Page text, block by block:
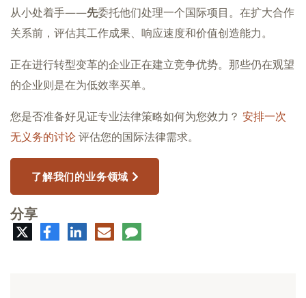
从小处着手——先委托他们处理一个国际项目。在扩大合作
关系前，评估其工作成果、响应速度和价值创造能力。
正在进行转型变革的企业正在建立竞争优势。那些仍在观望
的企业则是在为低效率买单。
您是否准备好见证专业法律策略如何为您效力？ 安排一次
无义务的讨论评估您的国际法律需求。
了解我们的业务领域
分享
特
脸
书
领
英
电
子
评
论